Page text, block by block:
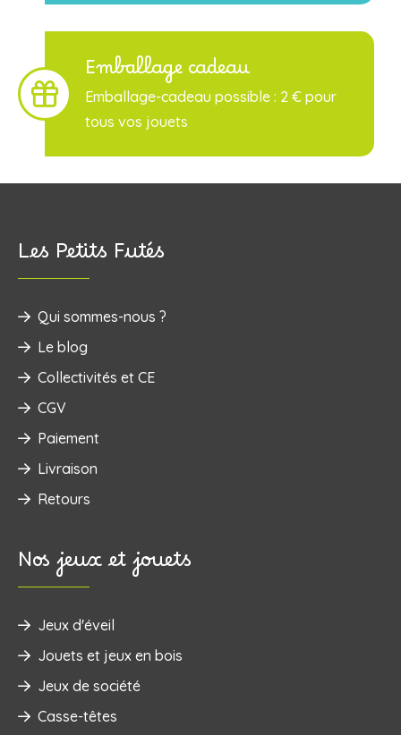
Emballage cadeau
Emballage-cadeau possible : 2 € pour
tous vos jouets
Les Petits Futés
Qui sommes-nous ?
Le blog
Collectivités et CE
CGV
Paiement
Livraison
Retours
Nos jeux et jouets
Jeux d'éveil
‌Jouets et jeux en bois
Jeux de société
Casse-têtes